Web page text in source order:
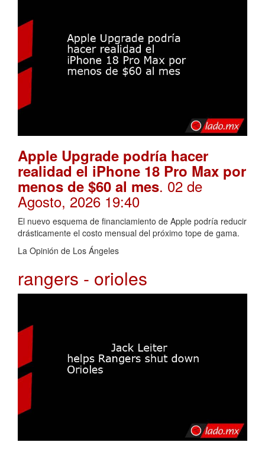
Apple Upgrade podría hacer
realidad el iPhone 18 Pro Max por
menos de $60 al mes. 02 de
Agosto, 2026 19:40
El nuevo esquema de financiamiento de Apple podría reducir
drásticamente el costo mensual del próximo tope de gama.
La Opinión de Los Ángeles
rangers - orioles